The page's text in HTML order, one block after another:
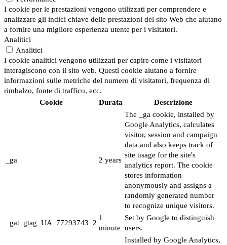
I cookie per le prestazioni vengono utilizzati per comprendere e
analizzare gli indici chiave delle prestazioni del sito Web che aiutano
a fornire una migliore esperienza utente per i visitatori.
Analitici
Analitici
I cookie analitici vengono utilizzati per capire come i visitatori
interagiscono con il sito web. Questi cookie aiutano a fornire
informazioni sulle metriche del numero di visitatori, frequenza di
rimbalzo, fonte di traffico, ecc.
Cookie
Durata Descrizione
_ga 2 years
The _ga cookie, installed by
Google Analytics, calculates
visitor, session and campaign
data and also keeps track of
site usage for the site's
analytics report. The cookie
stores information
anonymously and assigns a
randomly generated number
to recognize unique visitors.
_gat_gtag_UA_77293743_2
1
minute
Set by Google to distinguish
users.
Installed by Google Analytics,